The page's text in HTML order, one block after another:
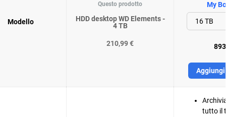
Modello
Questo prodotto
HDD desktop WD Elements -
4 TB
210,99 €
My
tutto il